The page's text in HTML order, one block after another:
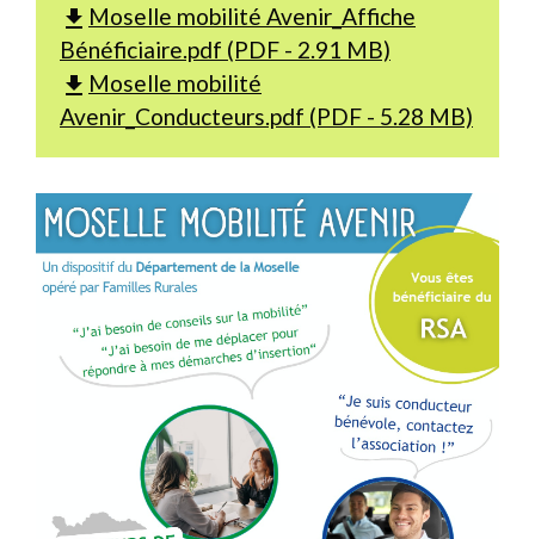
file_download Moselle mobilité Avenir_Affiche
Bénéficiaire.pdf (PDF - 2.91 MB)
file_download Moselle mobilité
Avenir_Conducteurs.pdf (PDF - 5.28 MB)